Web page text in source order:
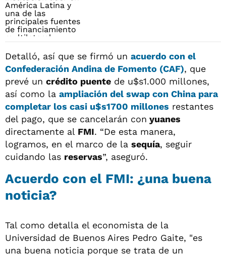
Detalló, así que se firmó un acuerdo con el
Confederación Andina de Fomento (CAF), que
prevé un crédito puente de u$s1.000 millones,
así como la ampliación del swap con China para
completar los casi u$s1700 millones restantes
del pago, que se cancelarán con yuanes
directamente al FMI. “De esta manera,
logramos, en el marco de la sequía, seguir
cuidando las reservas”, aseguró.
Acuerdo con el FMI: ¿una buena
noticia?
Tal como detalla el economista de la
Universidad de Buenos Aires Pedro Gaite, "es
una buena noticia porque se trata de un